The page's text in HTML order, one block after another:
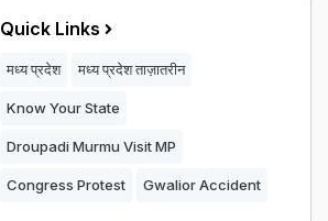
Quick Links
मध्य प्रदेश मध्य प्रदेश ताज़ातरीन
Know Your State
Droupadi Murmu Visit MP
Congress Protest Gwalior Accident